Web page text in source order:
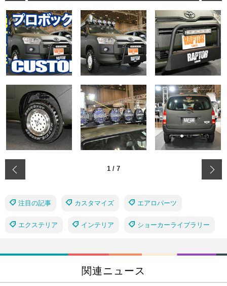
1 / 7
注目の記事 カスタマイズ エアロパーツ
エクステリア インテリア ショーカーライブラリー
関連ニュース